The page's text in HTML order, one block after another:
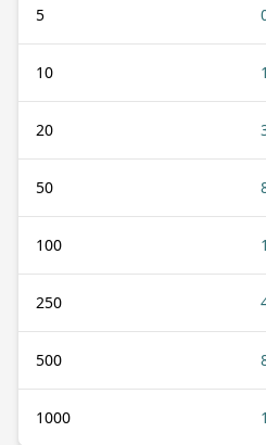
5
10
20
50
100
250
500
1000